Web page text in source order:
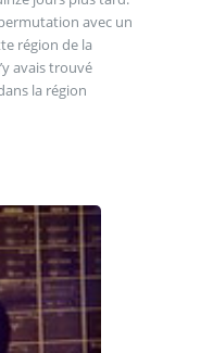
avec un
région de la
avais trouvé
la région